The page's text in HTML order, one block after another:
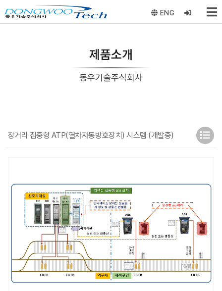
ENG
제품소개
동우기술주식회사
장거리 집중형 ATP(열차자동방호장치) 시스템 (개발중)